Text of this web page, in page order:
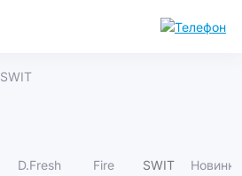
SWIT
D.Fresh
Fire
SWIT
Новинки